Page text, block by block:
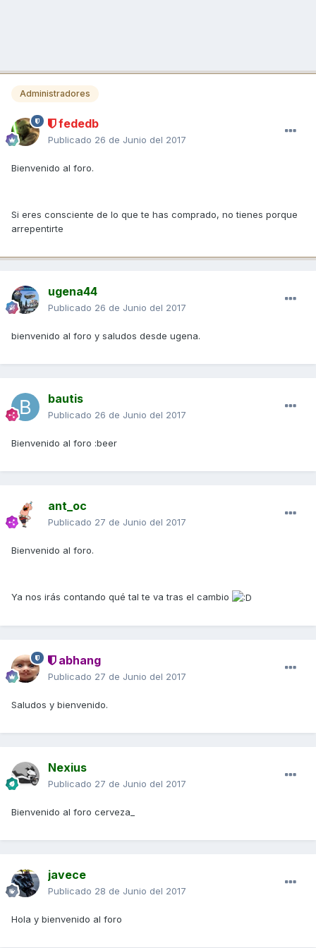
Administradores
fededb
Publicado 26 de Junio del 2017
Bienvenido al foro.
Si eres consciente de lo que te has comprado, no tienes porque
arrepentirte
ugena44
Publicado 26 de Junio del 2017
bienvenido al foro y saludos desde ugena.
bautis
Publicado 26 de Junio del 2017
Bienvenido al foro :beer
ant_oc
Publicado 27 de Junio del 2017
Bienvenido al foro.
Ya nos irás contando qué tal te va tras el cambio
abhang
Publicado 27 de Junio del 2017
Saludos y bienvenido.
Nexius
Publicado 27 de Junio del 2017
Bienvenido al foro cerveza_
javece
Publicado 28 de Junio del 2017
Hola y bienvenido al foro